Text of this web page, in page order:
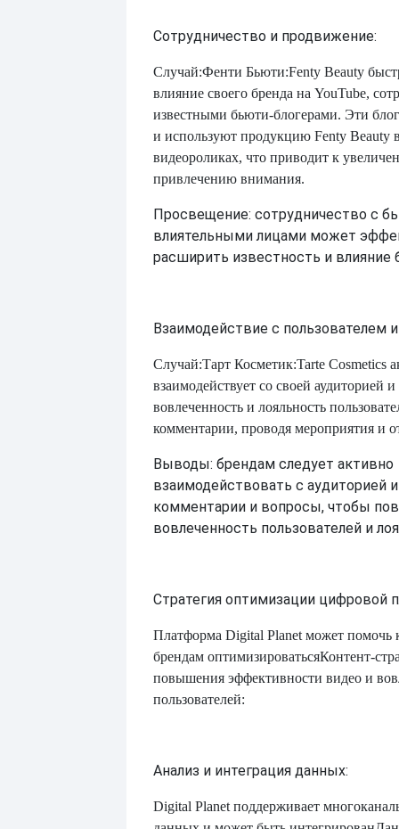
Сотрудничество и продвижение:
Случай:Фенти Бьюти:Fenty Beauty
влияние своего бренда на YouTube,
известными бьюти-блогерами. Эти
и используют продукцию Fenty Beauty
видеороликах, что приводит к
привлечению внимания.
Просвещение: сотрудничество с
влиятельными лицами может
расширить известность и влияние
Взаимодействие с пользователем
Случай:Тарт Косметик:Tarte Cosmetics
взаимодействует со своей аудиторией
вовлеченность и лояльность
комментарии, проводя мероприятия и
Выводы: брендам следует активно
взаимодействовать с аудиторией
комментарии и вопросы, чтобы
вовлеченность пользователей и
Стратегия оптимизации цифровой
Платформа Digital Planet может помочь
брендам оптимизироватьсяКонтент-
повышения эффективности видео и
пользователей:
Анализ и интеграция данных:
Digital Planet поддерживает